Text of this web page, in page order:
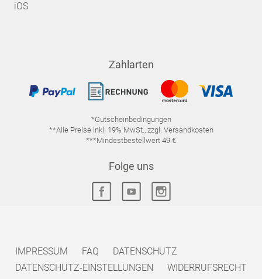
iOS
Zahlarten
*Gutscheinbedingungen
**Alle Preise inkl. 19% MwSt., zzgl. Versandkosten
***Mindestbestellwert 49 €
Folge uns
IMPRESSUM FAQ
DATENSCHUTZ
DATENSCHUTZ-EINSTELLUNGEN
WIDERRUFSRECHT